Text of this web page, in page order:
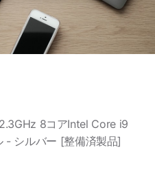
8コアIntel Core i9
- シルバー [整備済製品]